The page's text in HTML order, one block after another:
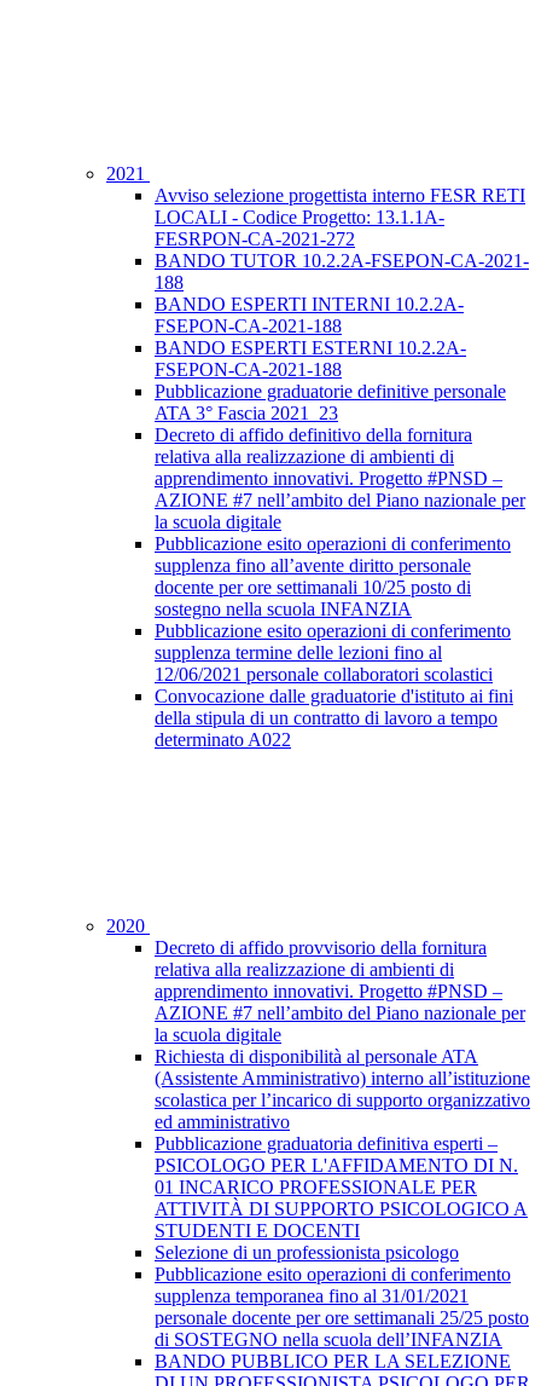
2021
Avviso selezione progettista interno FESR RETI
LOCALI - Codice Progetto: 13.1.1A-
FESRPON-CA-2021-272
BANDO TUTOR 10.2.2A-FSEPON-CA-2021-
188
BANDO ESPERTI INTERNI 10.2.2A-
FSEPON-CA-2021-188
BANDO ESPERTI ESTERNI 10.2.2A-
FSEPON-CA-2021-188
Pubblicazione graduatorie definitive personale
ATA 3° Fascia 2021_23
Decreto di affido definitivo della fornitura
relativa alla realizzazione di ambienti di
apprendimento innovativi. Progetto #PNSD –
AZIONE #7 nell’ambito del Piano nazionale per
la scuola digitale
Pubblicazione esito operazioni di conferimento
supplenza fino all’avente diritto personale
docente per ore settimanali 10/25 posto di
sostegno nella scuola INFANZIA
Pubblicazione esito operazioni di conferimento
supplenza termine delle lezioni fino al
12/06/2021 personale collaboratori scolastici
Convocazione dalle graduatorie d'istituto ai fini
della stipula di un contratto di lavoro a tempo
determinato A022
2020
Decreto di affido provvisorio della fornitura
relativa alla realizzazione di ambienti di
apprendimento innovativi. Progetto #PNSD –
AZIONE #7 nell’ambito del Piano nazionale per
la scuola digitale
Richiesta di disponibilità al personale ATA
(Assistente Amministrativo) interno all’istituzione
scolastica per l’incarico di supporto organizzativo
ed amministrativo
Pubblicazione graduatoria definitiva esperti –
PSICOLOGO PER L'AFFIDAMENTO DI N.
01 INCARICO PROFESSIONALE PER
ATTIVITÀ DI SUPPORTO PSICOLOGICO A
STUDENTI E DOCENTI
Selezione di un professionista psicologo
Pubblicazione esito operazioni di conferimento
supplenza temporanea fino al 31/01/2021
personale docente per ore settimanali 25/25 posto
di SOSTEGNO nella scuola dell’INFANZIA
BANDO PUBBLICO PER LA SELEZIONE